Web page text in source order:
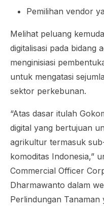
Pemilihan vendor
Melihat peluang
digitalisasi pada bidang
menginisiasi
untuk mengatasi
sektor perkebunan.
“Atas dasar itulah
digital yang bertujuan
agrikultur termasuk
komoditas Indonesia,”
Commercial Officer
Dharmawanto dalam
Perlindungan Tanaman